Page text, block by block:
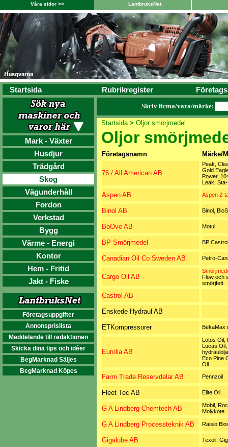
Våra sidor >> LantbruksNet
Startsida Rubrikregister
Mark - Växter
Husdjur
Trädgård
Skog
Vägunderhåll
Fordon
Verkstad
Bygg
Värme - Energi
Kontor
Hem - Fritid
Jakt - Fiske
Företagsuppgifter
Annonsprislista
Meddelande till redaktionen
Skicka dina tips och idéer
BegMarknad Säljes
BegMarknad Köpes
Skriv firma/vara/märke:
Startsida> Oljor smörjmedel
Oljor
Företagsnamn Märke/
76 / All American AB
Peak,
Gold
Power,
Leak, Sta-
Aspen AB Aspen 2-
Binol AB Binol,
BoOve AB Motul
BP Smörjmedel BP Castrol
Canadian Oil Co Sweden AB Petro-
Cargo Oil AB
Flow och
smörjfett
Castrol AB
Enskede Hydraul AB
ETKompressorer BekaMax
Eurolia AB
Lotos Oil,
Lucas Oil,
Eco Pine
Oil
Farm Trade Reservdelar AB Pennzoil
Fleet Tec AB Elite Oil
G A Lindberg Chemtech AB
Mobil,
Molykote
G A Lindberg Processteknik AB Raisio
Gigalube AB Texoil,